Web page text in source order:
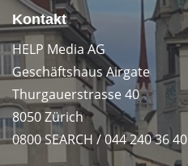
Kontakt
HELP Media AG
Geschäftshaus Airgate
Thurgauerstrasse 40
8050 Zürich
0800 SEARCH / 044 240 36 40